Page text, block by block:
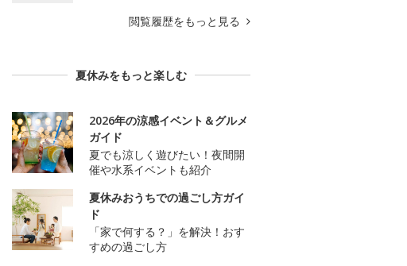
閲覧履歴をもっと見る
夏休みをもっと楽しむ
2026年の涼感イベント＆グルメ
ガイド
夏でも涼しく遊びたい！夜間開
催や水系イベントも紹介
夏休みおうちでの過ごし方ガイ
ド
「家で何する？」を解決！おす
すめの過ごし方